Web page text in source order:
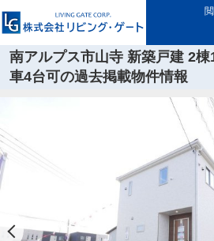
南アルプス市山寺 新築戸建 2
車4台可の過去掲載物件情報